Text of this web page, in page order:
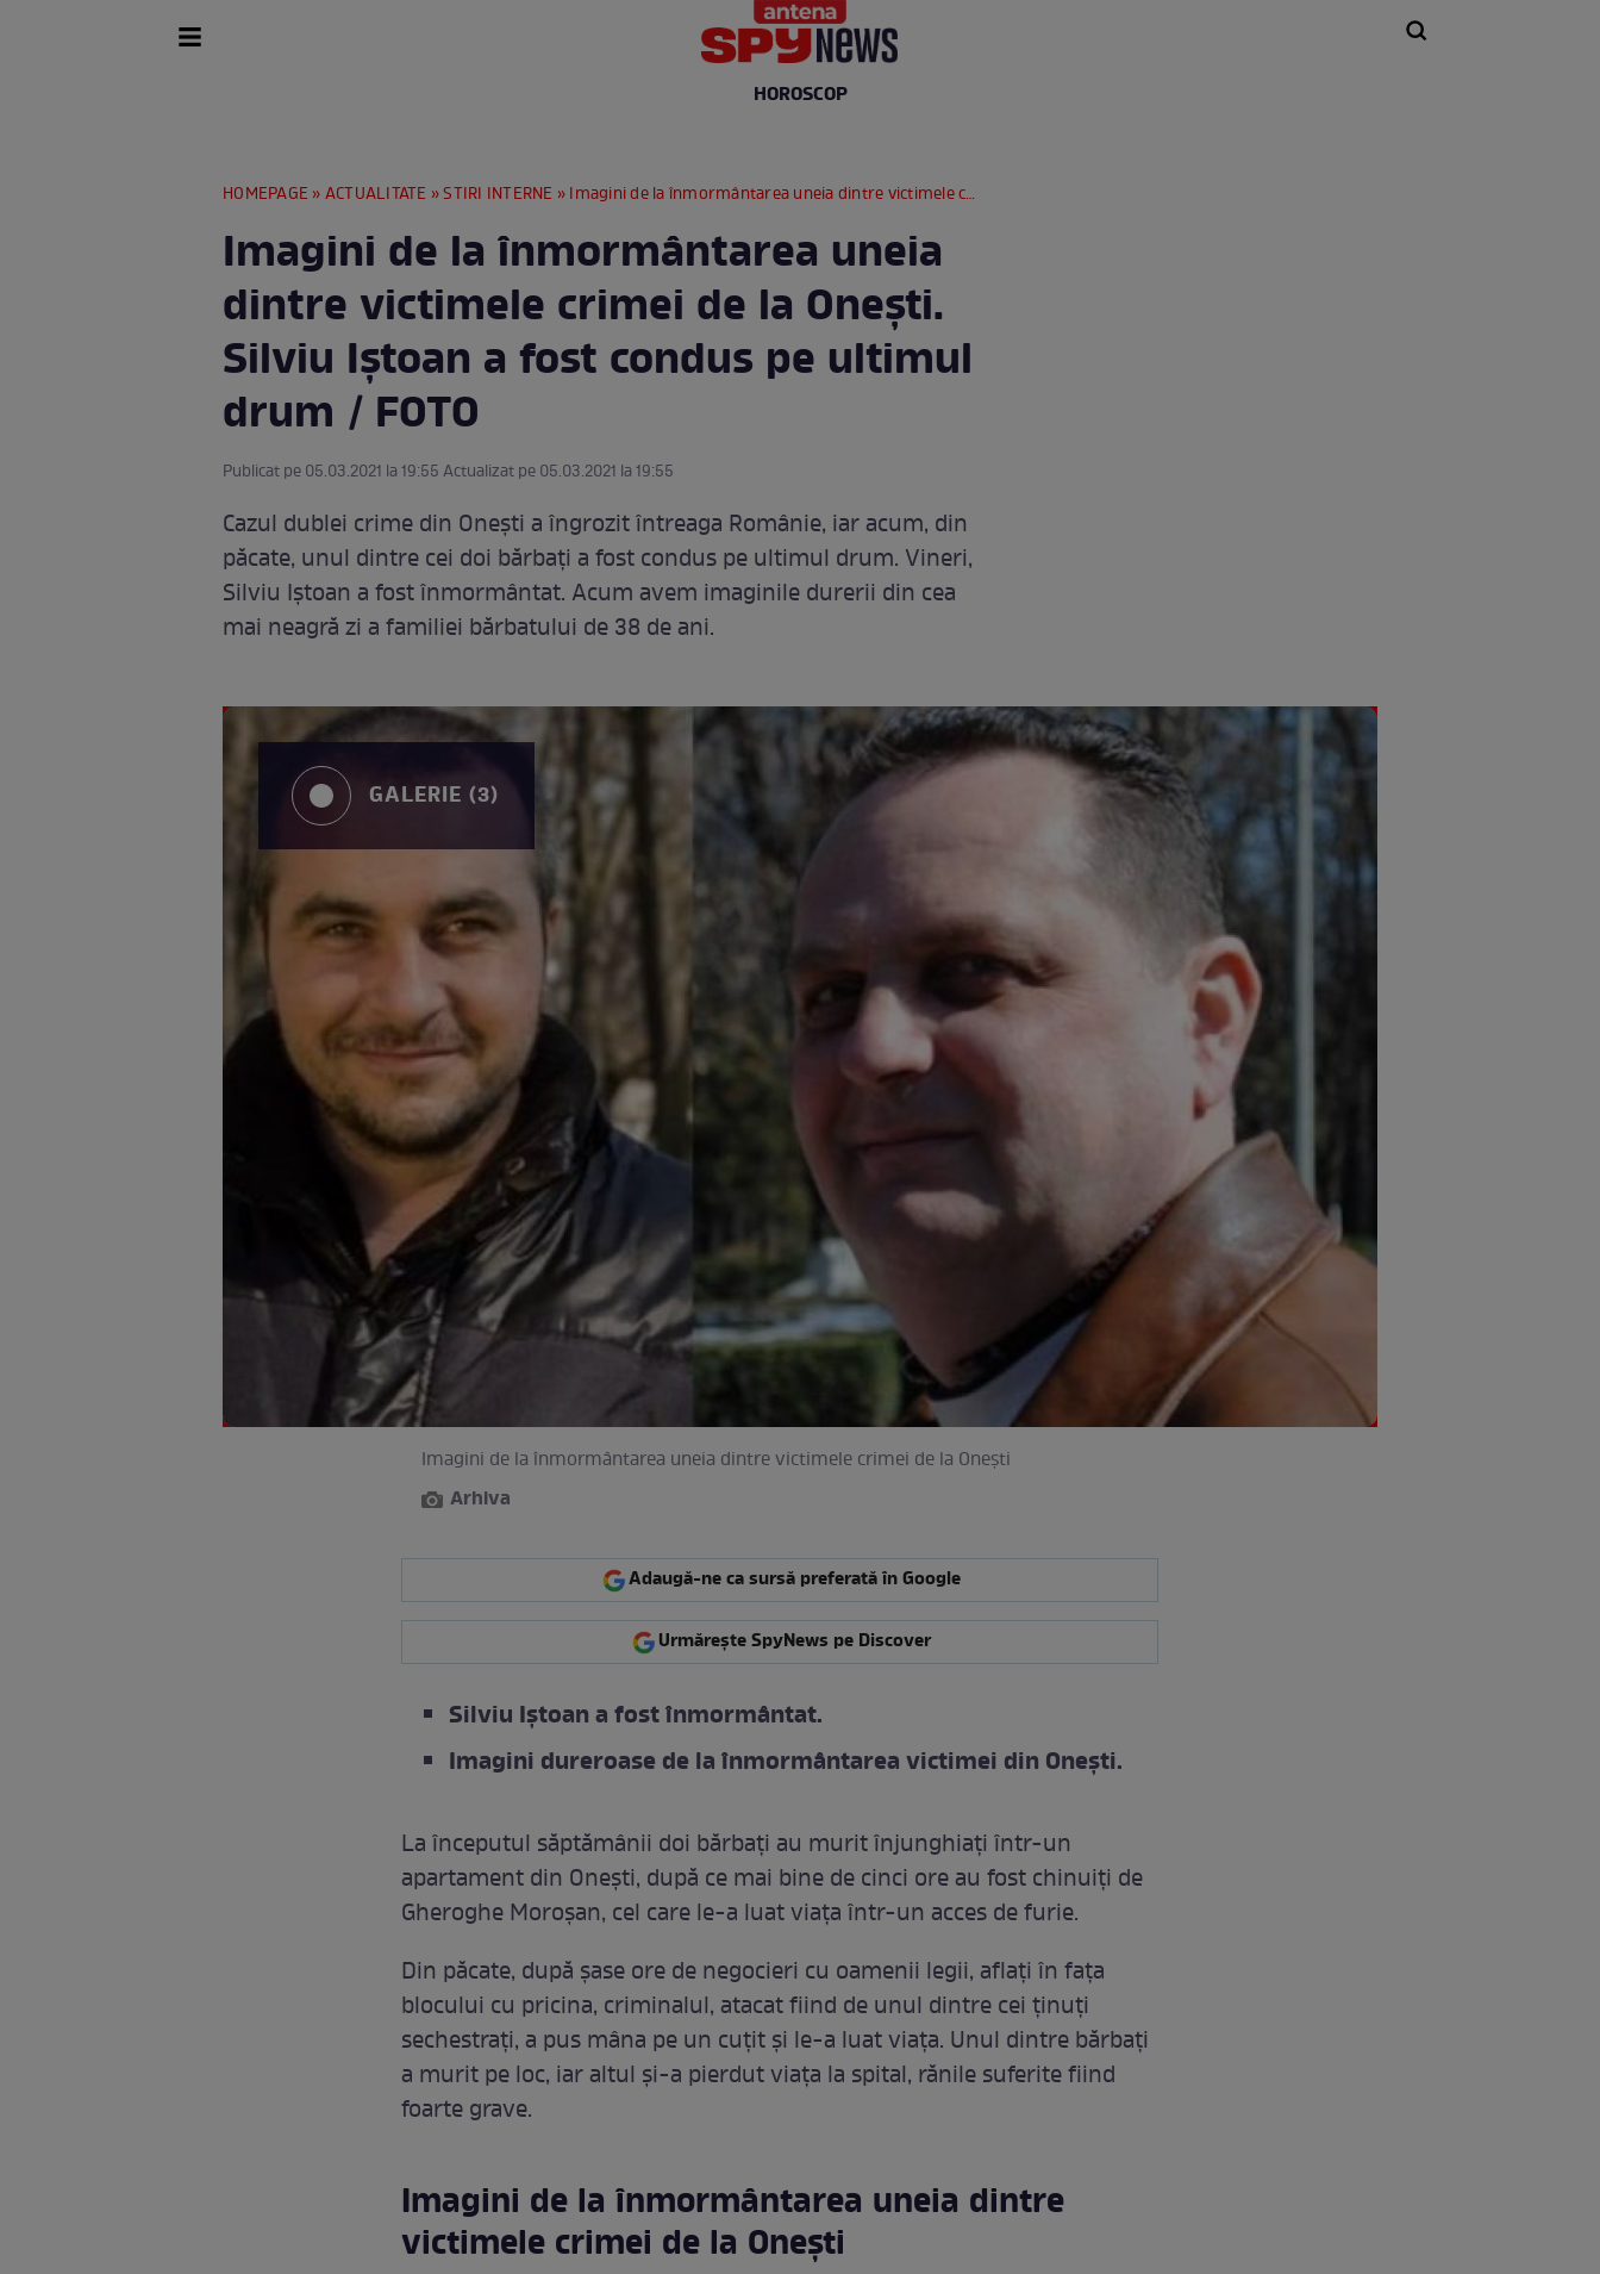
HOROSCOP
HOMEPAGE »ACTUALITATE »STIRI INTERNE » Imagini de la înmormântarea uneia dintre victimele crimei de la Onești. Silviu Iștoan a fost condus pe ultimul drum / FOTO
Imagini de la înmormântarea uneia
dintre victimele crimei de la Onești.
Silviu Iștoan a fost condus pe ultimul
drum / FOTO
Publicat pe 05.03.2021 la 19:55 Actualizat pe 05.03.2021 la 19:55
Cazul dublei crime din Onești a îngrozit întreaga Românie, iar acum, din
păcate, unul dintre cei doi bărbați a fost condus pe ultimul drum. Vineri,
Silviu Iștoan a fost înmormântat. Acum avem imaginile durerii din cea
mai neagră zi a familiei bărbatului de 38 de ani.
GALERIE (3)
Imagini de la înmormântarea uneia dintre victimele crimei de la Onești
Arhiva
Adaugă-ne ca sursă preferată în Google
Urmărește SpyNews pe Discover
Silviu Iștoan a fost înmormântat.
Imagini dureroase de la înmormântarea victimei din Onești.
La începutul săptămânii doi bărbați au murit înjunghiați într-un
apartament din Onești, după ce mai bine de cinci ore au fost chinuiți de
Gheroghe Moroșan, cel care le-a luat viața într-un acces de furie.
Din păcate, după șase ore de negocieri cu oamenii legii, aflați în fața
blocului cu pricina, criminalul, atacat fiind de unul dintre cei ținuți
sechestrați, a pus mâna pe un cuțit și le-a luat viața. Unul dintre bărbați
a murit pe loc, iar altul și-a pierdut viața la spital, rănile suferite fiind
foarte grave.
Imagini de la înmormântarea uneia dintre
victimele crimei de la Onești